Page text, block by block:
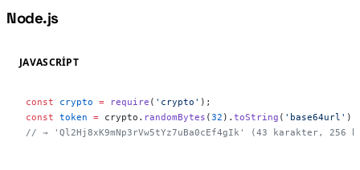
#
Node.js
JAVASCRIPT
const crypto = require ( 'crypto' );
const token = crypto. randomBytes (32 ). toString ( 'base64url' );
// → 'Ql2Hj8xK9mNp3rVw5tYz7uBa0cEf4gIk' (43 karakter, 256